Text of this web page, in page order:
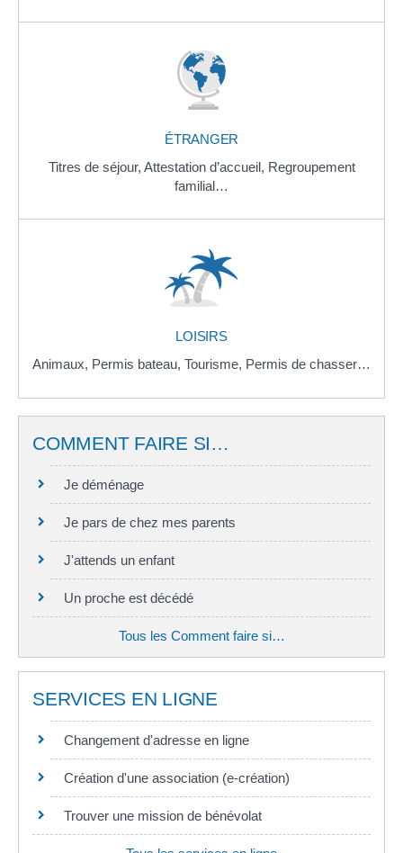
ÉTRANGER
Titres de séjour, Attestation d’accueil, Regroupement
familial…
LOISIRS
Animaux, Permis bateau, Tourisme, Permis de chasser…
COMMENT FAIRE SI…
Je déménage
Je pars de chez mes parents
J'attends un enfant
Un proche est décédé
Tous les Comment faire si…
SERVICES EN LIGNE
Changement d'adresse en ligne
Création d'une association (e-création)
Trouver une mission de bénévolat